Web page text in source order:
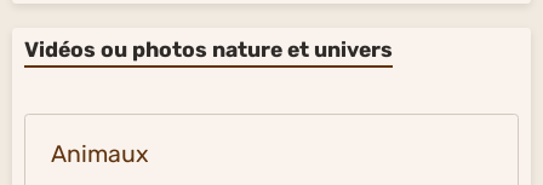
Vidéos ou photos nature et univers
Animaux